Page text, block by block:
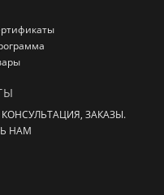
КОНСУЛЬТАЦИЯ, ЗАКАЗЫ.
НАМ